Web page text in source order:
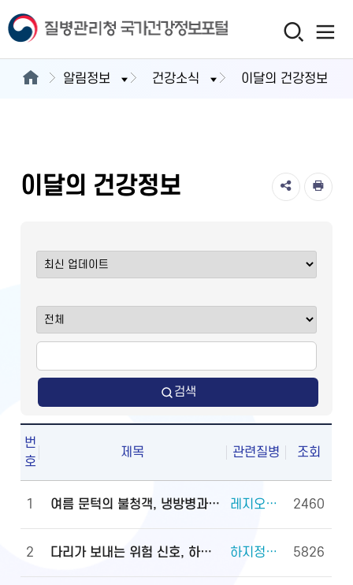
알림정보 건강소식 이달의 건강정보
이달의 건강정보
검색
번
호
제목 관련질병 조회
1 여름 문턱의 불청객, 냉방병과 기립저혈압 관리법 레지오넬라증 외 2건 2460
2 다리가 보내는 위험 신호, 하지정맥류 하지정맥류 외 3건 5826